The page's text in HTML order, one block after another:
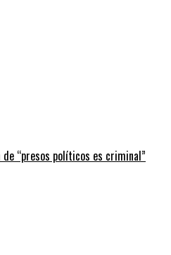
“presos políticos es criminal”